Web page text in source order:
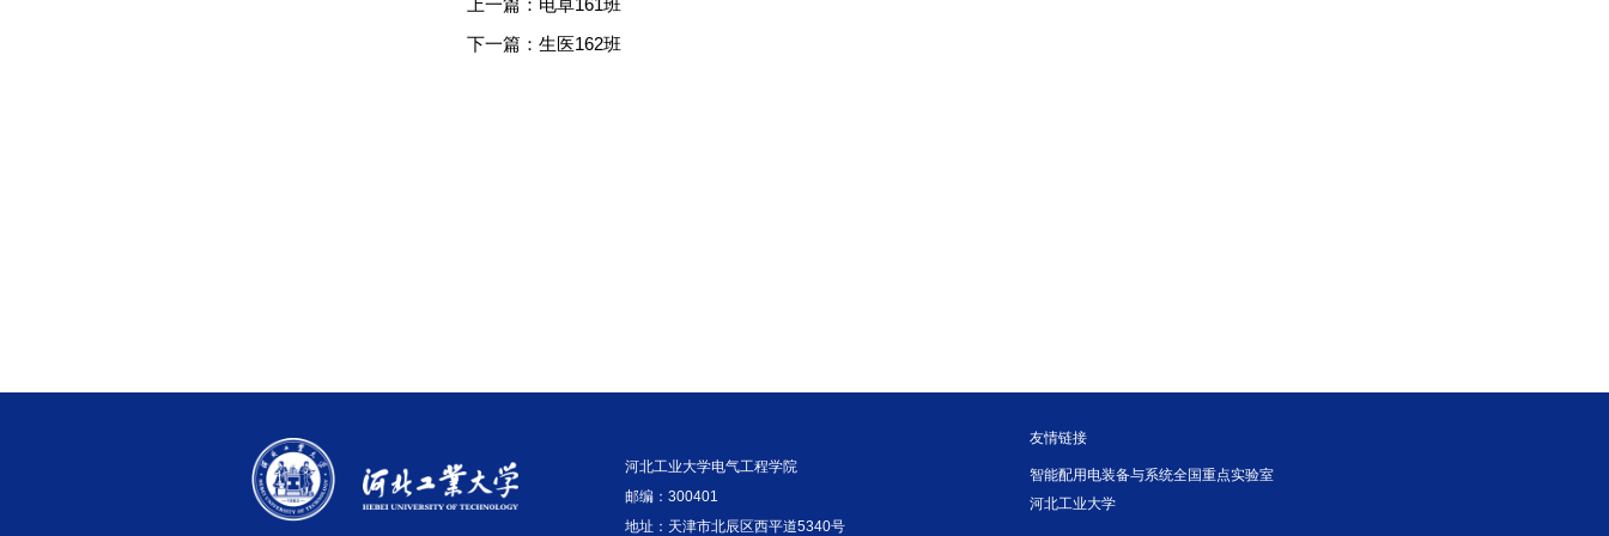
上一篇： 电卓161班
下一篇： 生医162班
河北工业大学电气工程学院
邮编：300401
地址：天津市北辰区西平道5340号
友情链接
智能配用电装备与系统全国重点实验室
河北工业大学